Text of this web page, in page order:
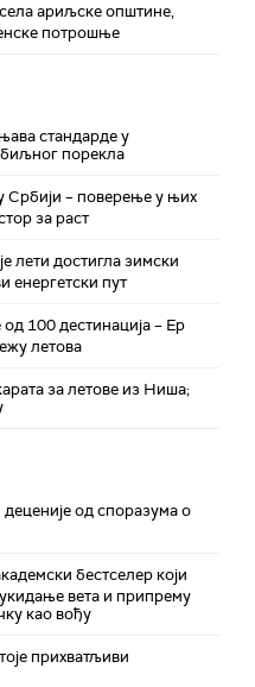
ариљске општине,
потрошње
стандарде у
порекла
– поверење у њих
за раст
лети достигла зимски
енергетски пут
100 дестинација – Ер
летова
за летове из Ниша;
од споразума о
бестселер који
вета и припрему
као вођу
прихватљиви